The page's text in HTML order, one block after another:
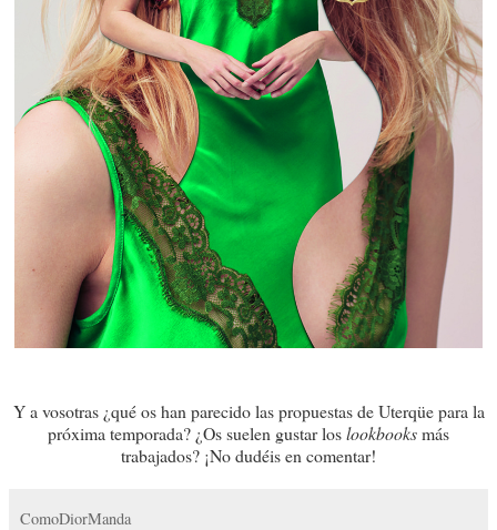
Y a vosotras ¿qué os han parecido las propuestas de Uterqüe para la
próxima temporada? ¿Os suelen gustar loslookbooksmás
trabajados? ¡No dudéis en comentar!
ComoDiorManda